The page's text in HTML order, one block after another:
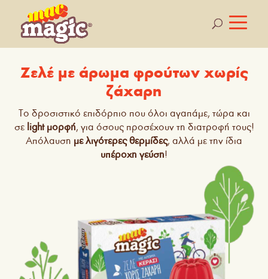
Ζελέ με άρωμα φρούτων χωρίς
ζάχαρη
Το δροσιστικό επιδόρπιο που όλοι αγαπάμε, τώρα και
σε light μορφή, για όσους προσέχουν τη διατροφή τους!
Απόλαυση με λιγότερες θερμίδες, αλλά με την ίδια
υπέροχη γεύση!